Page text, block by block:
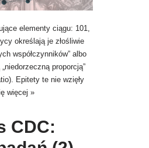
elementy ciągu: 101,
określają je złośliwie
współczynników” albo
proporcją”
Epitety te nie wzięły
więcej »
CDC: